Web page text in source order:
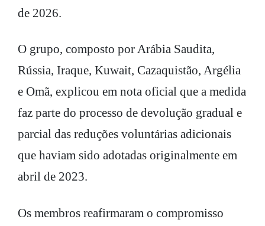
de 2026.
O grupo, composto por Arábia Saudita,
Rússia, Iraque, Kuwait, Cazaquistão, Argélia
e Omã, explicou em nota oficial que a medida
faz parte do processo de devolução gradual e
parcial das reduções voluntárias adicionais
que haviam sido adotadas originalmente em
abril de 2023.
Os membros reafirmaram o compromisso